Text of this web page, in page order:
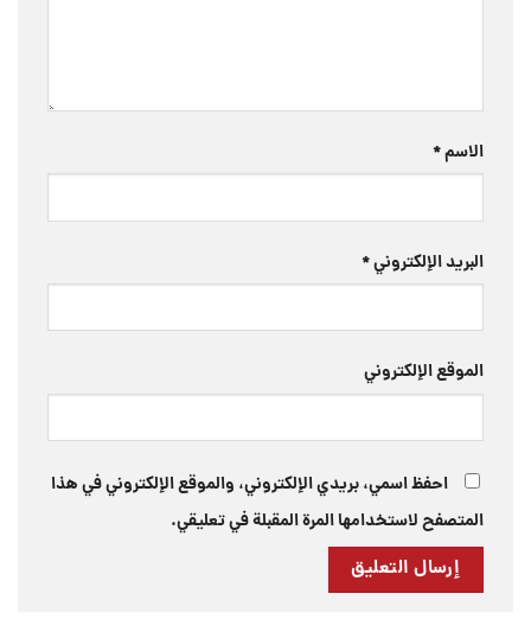
الاسم*
البريد الإلكتروني*
الموقع الإلكتروني
احفظ اسمي، بريدي الإلكتروني، والموقع الإلكتروني في هذا
المتصفح لاستخدامها المرة المقبلة في تعليقي.